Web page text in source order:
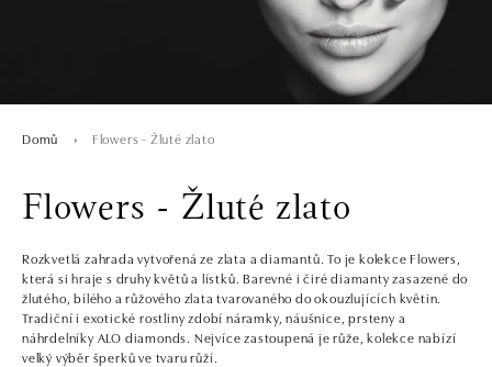
Domů Flowers - Žluté zlato
Flowers - Žluté zlato
Rozkvetlá zahrada vytvořená ze zlata a diamantů. To je kolekce Flowers,
která si hraje s druhy květů a lístků. Barevné i čiré diamanty zasazené do
žlutého, bílého a růžového zlata tvarovaného do okouzlujících květin.
Tradiční i exotické rostliny zdobí náramky, náušnice, prsteny a
náhrdelníky ALO diamonds. Nejvíce zastoupená je růže, kolekce nabízí
velký výběr šperků ve tvaru růží.